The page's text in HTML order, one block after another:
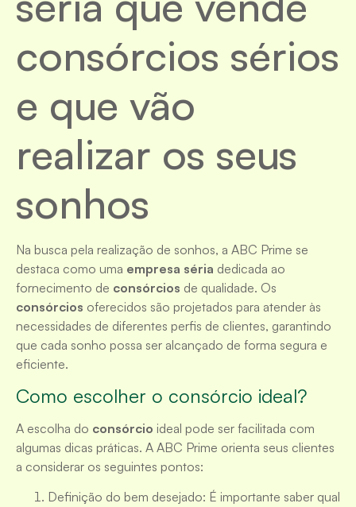
consórcios sérios
e que vão
realizar os seus
sonhos
Na busca pela realização de sonhos, a ABC Prime se
destaca como uma empresa séria dedicada ao
fornecimento de consórcios de qualidade. Os
consórcios oferecidos são projetados para atender às
necessidades de diferentes perfis de clientes, garantindo
que cada sonho possa ser alcançado de forma segura e
eficiente.
Como escolher o consórcio ideal?
A escolha do consórcio ideal pode ser facilitada com
algumas dicas práticas. A ABC Prime orienta seus clientes
a considerar os seguintes pontos:
Definição do bem desejado: É importante saber qual